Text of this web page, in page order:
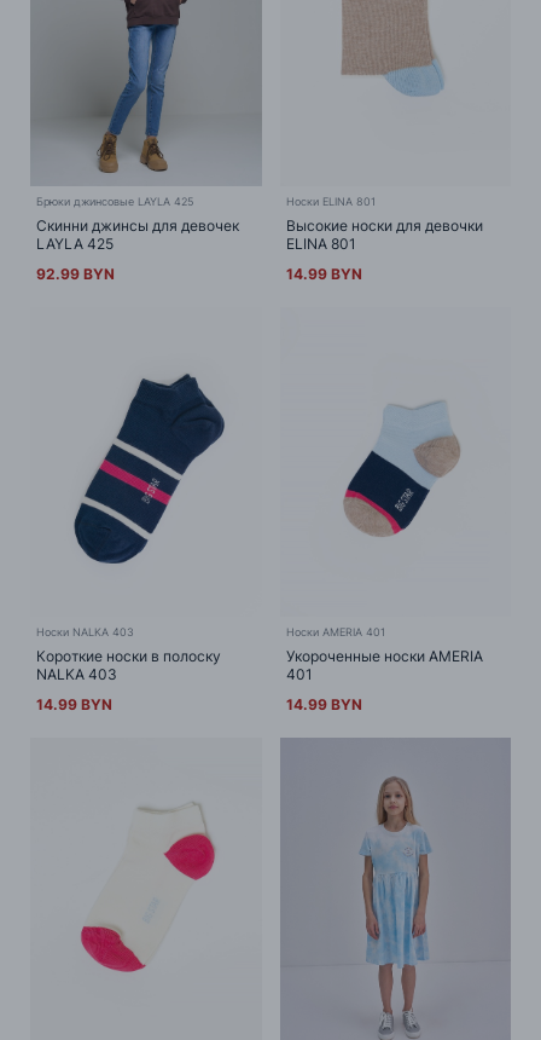
Брюки джинсовые LAYLA 425
Скинни джинсы для девочек
LAYLA 425
92.99 BYN
Носки ELINA 801
Высокие носки для девочки
ELINA 801
14.99 BYN
Носки NALKA 403
Короткие носки в полоску
NALKA 403
14.99 BYN
Носки AMERIA 401
Укороченные носки AMERIA
401
14.99 BYN